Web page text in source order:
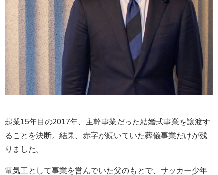
起業15年目の2017年、主幹事業だった結婚式事業を譲渡す
ることを決断。結果、赤字が続いていた葬儀事業だけが残
りました。
電気工として事業を営んでいた父のもとで、サッカー少年